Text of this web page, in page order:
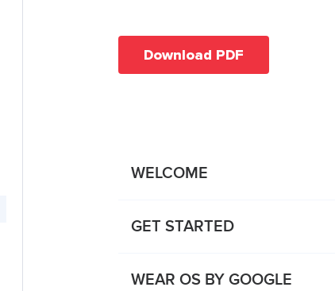
Download PDF
WELCOME
GET STARTED
WEAR OS BY GOOGLE